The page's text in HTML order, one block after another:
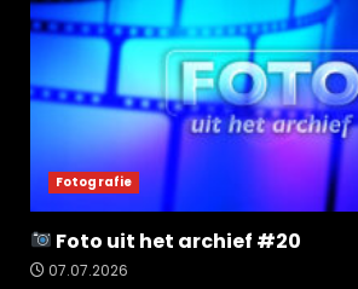
Fotografie
Foto uit het archief #20
07.07.2026